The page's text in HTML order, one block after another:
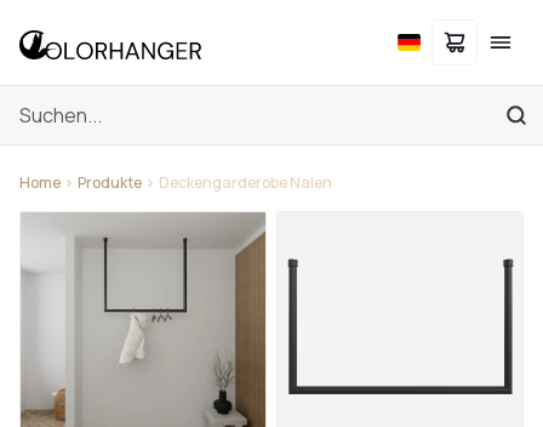
Home Produkte Deckengarderobe Nalen